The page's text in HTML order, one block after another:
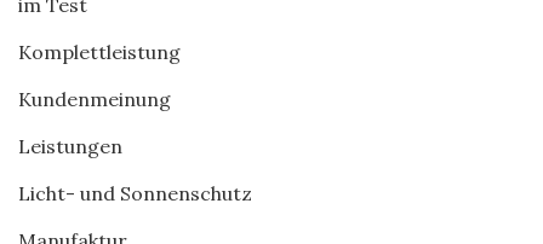
im Test
Komplettleistung
Kundenmeinung
Leistungen
Licht- und Sonnenschutz